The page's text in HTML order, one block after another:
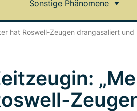
Sonstige Phänomene
hat Roswell-Zeugen drangasaliert und